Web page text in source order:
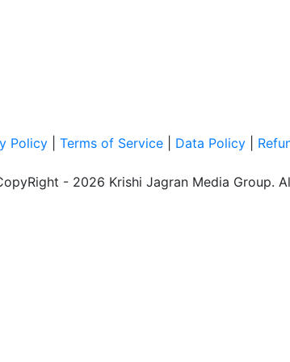
Policy| Terms of Service| Data Policy|
- 2026 Krishi Jagran Media Group.